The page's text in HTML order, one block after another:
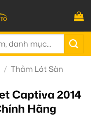
/ Thảm Lót Sàn
Captiva 2014
Hãng